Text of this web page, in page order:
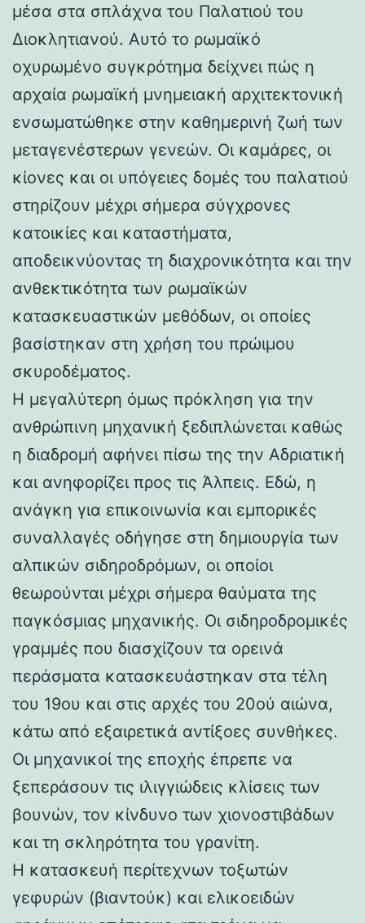
μέσα στα σπλάχνα του Παλατιού του
Διοκλητιανού. Αυτό το ρωμαϊκό
οχυρωμένο συγκρότημα δείχνει πώς η
αρχαία ρωμαϊκή μνημειακή αρχιτεκτονική
ενσωματώθηκε στην καθημερινή ζωή των
μεταγενέστερων γενεών. Οι καμάρες, οι
κίονες και οι υπόγειες δομές του παλατιού
στηρίζουν μέχρι σήμερα σύγχρονες
κατοικίες και καταστήματα,
αποδεικνύοντας τη διαχρονικότητα και την
ανθεκτικότητα των ρωμαϊκών
κατασκευαστικών μεθόδων, οι οποίες
βασίστηκαν στη χρήση του πρώιμου
σκυροδέματος.
Η μεγαλύτερη όμως πρόκληση για την
ανθρώπινη μηχανική ξεδιπλώνεται καθώς
η διαδρομή αφήνει πίσω της την Αδριατική
και ανηφορίζει προς τις Άλπεις. Εδώ, η
ανάγκη για επικοινωνία και εμπορικές
συναλλαγές οδήγησε στη δημιουργία των
αλπικών σιδηροδρόμων, οι οποίοι
θεωρούνται μέχρι σήμερα θαύματα της
παγκόσμιας μηχανικής. Οι σιδηροδρομικές
γραμμές που διασχίζουν τα ορεινά
περάσματα κατασκευάστηκαν στα τέλη
του 19ου και στις αρχές του 20ού αιώνα,
κάτω από εξαιρετικά αντίξοες συνθήκες.
Οι μηχανικοί της εποχής έπρεπε να
ξεπεράσουν τις ιλιγγιώδεις κλίσεις των
βουνών, τον κίνδυνο των χιονοστιβάδων
και τη σκληρότητα του γρανίτη.
Η κατασκευή περίτεχνων τοξωτών
γεφυρών (βιαντούκ) και ελικοειδών